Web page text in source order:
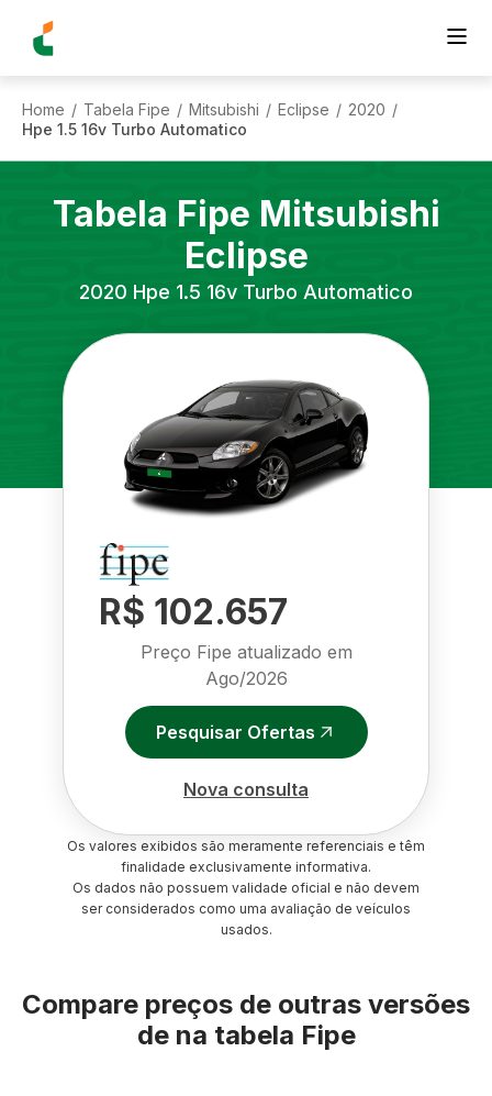
Home / Tabela Fipe / Mitsubishi / Eclipse / 2020 /
Hpe 1.5 16v Turbo Automatico
Tabela Fipe Mitsubishi
Eclipse
2020 Hpe 1.5 16v Turbo Automatico
R$ 102.657
Preço Fipe atualizado em
Ago/2026
Pesquisar Ofertas
Nova consulta
Os valores exibidos são meramente referenciais e têm
finalidade exclusivamente informativa.
Os dados não possuem validade oficial e não devem
ser considerados como uma avaliação de veículos
usados.
Compare preços de outras versões
de na tabela Fipe